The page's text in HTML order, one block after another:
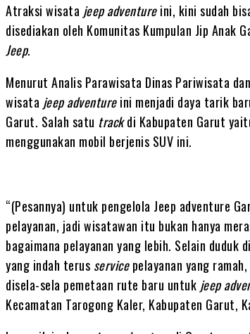
Atraksi wisata jeep adventureini, kini sudah
disediakan oleh Komunitas Kumpulan Jip Anak
Jeep.
Menurut Analis Parawisata Dinas Pariwisata
wisata jeep adventureini menjadi daya tarik
Garut. Salah satu trackdi Kabupaten Garut
menggunakan mobil berjenis SUV ini.
“(Pesannya) untuk pengelola Jeep adventure
pelayanan, jadi wisatawan itu bukan hanya
bagaimana pelayanan yang lebih. Selain
yang indah terus servicepelayanan yang
disela-sela pemetaan rute baru untuk jeep
Kecamatan Tarogong Kaler, Kabupaten Garut,